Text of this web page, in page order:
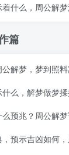
什么，周公解梦深
篇
解梦，梦到照
么，解梦做梦
预兆？周公解
预示吉凶如何